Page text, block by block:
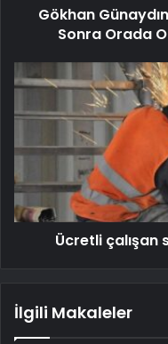
Gökhan
Sonra Orada
Ücretli çalışan
İlgili Makaleler